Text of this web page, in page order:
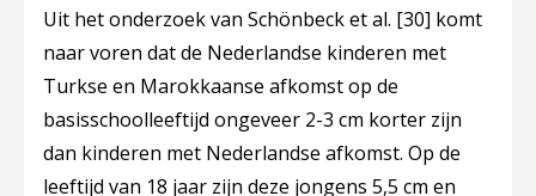
Uit het onderzoek van Schönbeck et al. [30] komt
naar voren dat de Nederlandse kinderen met
Turkse en Marokkaanse afkomst op de
basisschoolleeftijd ongeveer 2-3 cm korter zijn
dan kinderen met Nederlandse afkomst. Op de
leeftijd van 18 jaar zijn deze jongens 5,5 cm en